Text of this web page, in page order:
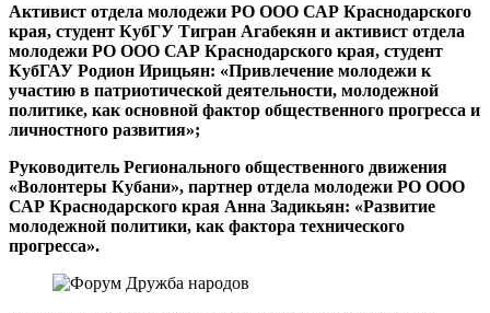
Активист отдела молодежи РО ООО САР Краснодарского
края, студент КубГУ Тигран Агабекян и активист отдела
молодежи РО ООО САР Краснодарского края, студент
КубГАУ Родион Ирицьян: «Привлечение молодежи к
участию в патриотической деятельности, молодежной
политике, как основной фактор общественного прогресса и
личностного развития»;
Руководитель Регионального общественного движения
«Волонтеры Кубани», партнер отдела молодежи РО ООО
САР Краснодарского края Анна Задикьян: «Развитие
молодежной политики, как фактора технического
прогресса».